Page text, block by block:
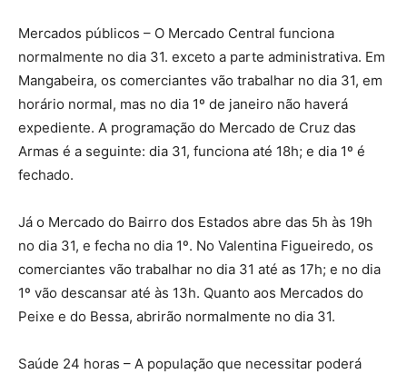
Mercados públicos – O Mercado Central funciona
normalmente no dia 31. exceto a parte administrativa. Em
Mangabeira, os comerciantes vão trabalhar no dia 31, em
horário normal, mas no dia 1º de janeiro não haverá
expediente. A programação do Mercado de Cruz das
Armas é a seguinte: dia 31, funciona até 18h; e dia 1º é
fechado.
Já o Mercado do Bairro dos Estados abre das 5h às 19h
no dia 31, e fecha no dia 1º. No Valentina Figueiredo, os
comerciantes vão trabalhar no dia 31 até as 17h; e no dia
1º vão descansar até às 13h. Quanto aos Mercados do
Peixe e do Bessa, abrirão normalmente no dia 31.
Saúde 24 horas – A população que necessitar poderá